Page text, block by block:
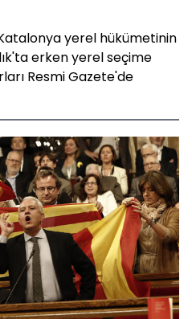
yerel hükümetinin
erken yerel seçime
Resmi Gazete'de